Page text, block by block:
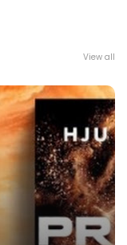
View all